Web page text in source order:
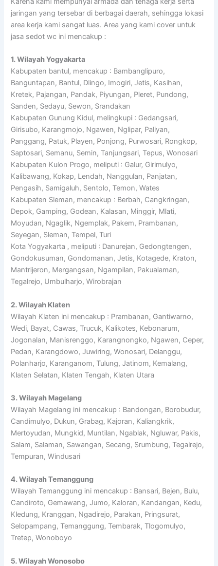
jaringan yang tersebar di berbagai daerah, sehingga lokasi
area kerja kami sangat luas. Area yang kami cover untuk
jasa sedot wc ini mencakup :
1. Wilayah Yogyakarta
Kabupaten bantul, mencakup : Bambanglipuro,
Banguntapan, Bantul, Dlingo, Imogiri, Jetis, Kasihan,
Kretek, Pajangan, Pandak, Piyungan, Pleret, Pundong,
Sanden, Sedayu, Sewon, Srandakan
Kabupaten Gunung Kidul, melingkupi : Gedangsari,
Girisubo, Karangmojo, Ngawen, Nglipar, Paliyan,
Panggang, Patuk, Playen, Ponjong, Purwosari, Rongkop,
Saptosari, Semanu, Semin, Tanjungsari, Tepus, Wonosari
Kabupaten Kulon Progo, meliputi : Galur, Girimulyo,
Kalibawang, Kokap, Lendah, Nanggulan, Panjatan,
Pengasih, Samigaluh, Sentolo, Temon, Wates
Kabupaten Sleman, mencakup : Berbah, Cangkringan,
Depok, Gamping, Godean, Kalasan, Minggir, Mlati,
Moyudan, Ngaglik, Ngemplak, Pakem, Prambanan,
Seyegan, Sleman, Tempel, Turi
Kota Yogyakarta , meliputi : Danurejan, Gedongtengen,
Gondokusuman, Gondomanan, Jetis, Kotagede, Kraton,
Mantrijeron, Mergangsan, Ngampilan, Pakualaman,
Tegalrejo, Umbulharjo, Wirobrajan
2. Wilayah Klaten
Wilayah Klaten ini mencakup : Prambanan, Gantiwarno,
Wedi, Bayat, Cawas, Trucuk, Kalikotes, Kebonarum,
Jogonalan, Manisrenggo, Karangnongko, Ngawen, Ceper,
Pedan, Karangdowo, Juwiring, Wonosari, Delanggu,
Polanharjo, Karanganom, Tulung, Jatinom, Kemalang,
Klaten Selatan, Klaten Tengah, Klaten Utara
3. Wilayah Magelang
Wilayah Magelang ini mencakup : Bandongan, Borobudur,
Candimulyo, Dukun, Grabag, Kajoran, Kaliangkrik,
Mertoyudan, Mungkid, Muntilan, Ngablak, Ngluwar, Pakis,
Salam, Salaman, Sawangan, Secang, Srumbung, Tegalrejo,
Tempuran, Windusari
4. Wilayah Temanggung
Wilayah Temanggung ini mencakup : Bansari, Bejen, Bulu,
Candiroto, Gemawang, Jumo, Kaloran, Kandangan, Kedu,
Kledung, Kranggan, Ngadirejo, Parakan, Pringsurat,
Selopampang, Temanggung, Tembarak, Tlogomulyo,
Tretep, Wonoboyo
5. Wilayah Wonosobo